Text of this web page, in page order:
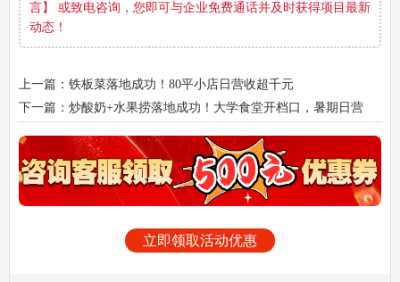
言】 或致电咨询，您即可与企业免费通话并及时获得项目最新
动态！
上一篇：铁板菜落地成功！80平小店日营收超千元
下一篇：炒酸奶+水果捞落地成功！大学食堂开档口，暑期日营
立即领取活动优惠